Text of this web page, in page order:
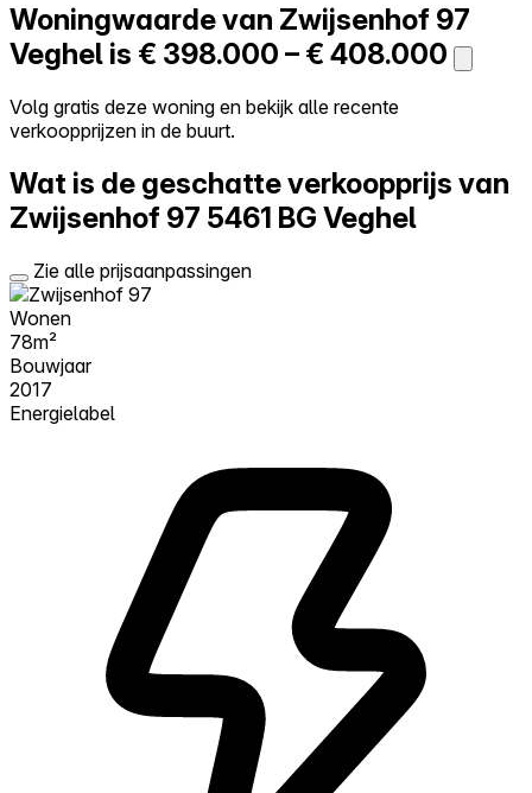
Zelf kopen
Alles-in-één
Reviews
Log in
Woningwaarde van Zwijsenhof 97
Veghel is € 398.000 – € 408.000
Volg gratis deze woning en bekijk alle recente
verkoopprijzen in de buurt.
Wat is de geschatte verkoopprijs van
Zwijsenhof 97 5461 BG Veghel
Zie alle prijsaanpassingen
Wonen
78m²
Bouwjaar
2017
Energielabel